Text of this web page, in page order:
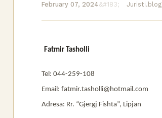
February 07, 2024 Juristi.blog
Fatmir Tasholli
Tel: 044-259-108
Email: fatmir.tasholli@hotmail.com
Adresa: Rr. “Gjergj Fishta”, Lipjan